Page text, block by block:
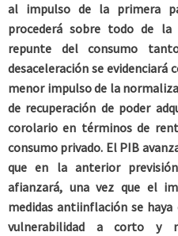
al impulso de la primera
procederá sobre todo de la
repunte del consumo
desaceleración se evidenciará
menor impulso de la
de recuperación de poder
corolario en términos de
consumo privado. El PIB
que en la anterior
afianzará, una vez que el
medidas antiinflación se
vulnerabilidad a corto y